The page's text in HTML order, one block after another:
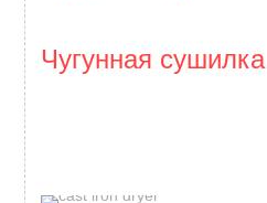
Чугунная сушилка